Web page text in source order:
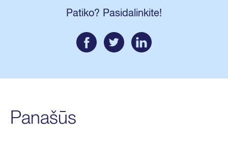
Patiko? Pasidalinkite!
Panašūs